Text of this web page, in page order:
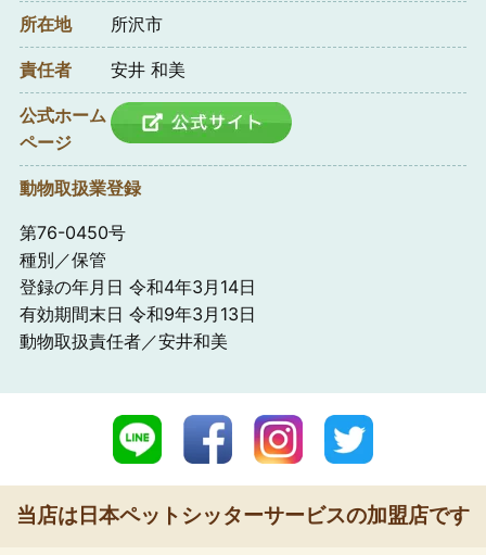
所在地 所沢市
責任者 安井 和美
公式ホーム
ページ
動物取扱業登録
第76-0450号
種別／保管
登録の年月日 令和4年3月14日
有効期間末日 令和9年3月13日
動物取扱責任者／安井和美
当店は日本ペットシッターサービスの加盟店です